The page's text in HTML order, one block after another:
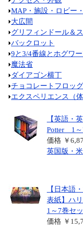
MAP・施設・ロビー
大広間
グリフィンドール＆
バックロット
9と3/4番線とホグワ
魔法省
ダイアゴン横丁
チョコレートフロッ
エクスペリエンス（
【英語・
Potter 1～
価格 ￥
英国版・
【日本語
表紙】ハ
1～7巻セ
価格 ￥